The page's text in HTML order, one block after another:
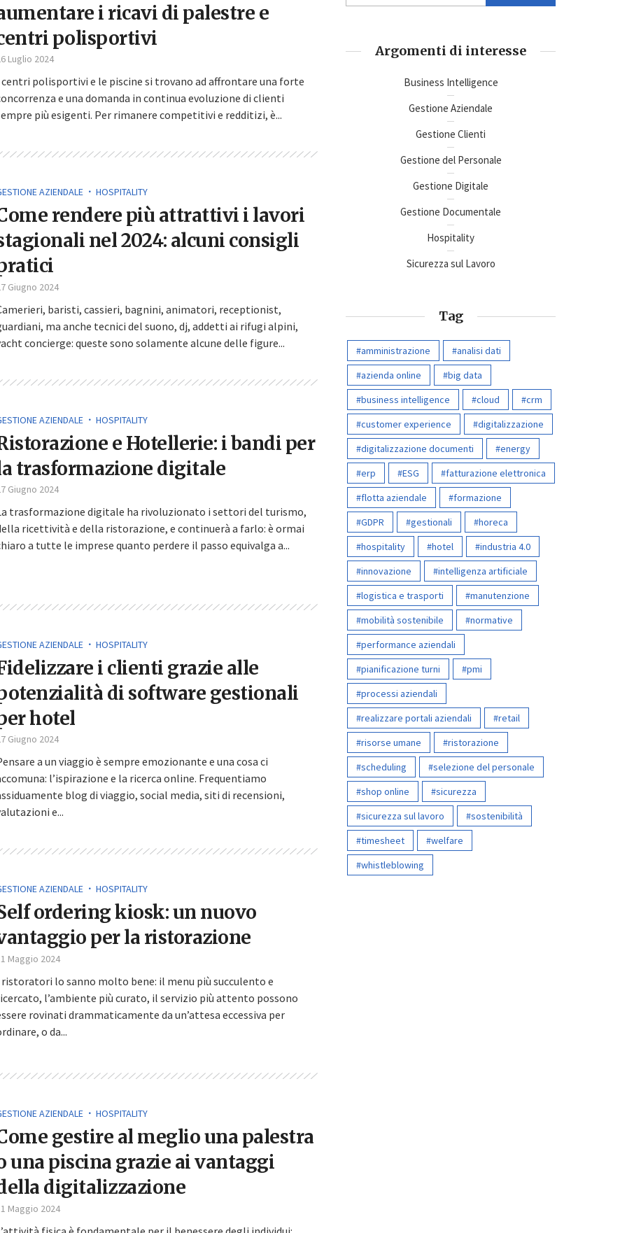
i ricavi di palestre e
polisportivi
Luglio 2024
polisportivi e le piscine si trovano ad affrontare una forte
e una domanda in continua evoluzione di clienti
più esigenti. Per rimanere competitivi e redditizi, è...
AZIENDALE HOSPITALITY
rendere più attrattivi i lavori
nel 2024: alcuni consigli
Giugno 2024
baristi, cassieri, bagnini, animatori, receptionist,
ma anche tecnici del suono, dj, addetti ai rifugi alpini,
concierge: queste sono solamente alcune delle figure...
AZIENDALE HOSPITALITY
e Hotellerie: i bandi per
trasformazione digitale
Giugno 2024
trasformazione digitale ha rivoluzionato i settori del turismo,
ricettività e della ristorazione, e continuerà a farlo: è ormai
a tutte le imprese quanto perdere il passo equivalga a...
AZIENDALE HOSPITALITY
i clienti grazie alle
di software gestionali
hotel
Giugno 2024
a un viaggio è sempre emozionante e una cosa ci
l’ispirazione e la ricerca online. Frequentiamo
blog di viaggio, social media, siti di recensioni,
e...
AZIENDALE HOSPITALITY
ordering kiosk: un nuovo
per la ristorazione
Maggio 2024
lo sanno molto bene: il menu più succulento e
l’ambiente più curato, il servizio più attento possono
rovinati drammaticamente da un’attesa eccessiva per
o da...
AZIENDALE HOSPITALITY
gestire al meglio una palestra
una piscina grazie ai vantaggi
digitalizzazione
Maggio 2024
Argomenti di interesse
Business Intelligence
Gestione Aziendale
Gestione Clienti
Gestione del Personale
Gestione Digitale
Gestione Documentale
Hospitality
Sicurezza sul Lavoro
Tag
amministrazione
analisi dati
azienda online
big data
business intelligence
cloud
crm
customer experience
digitalizzazione
digitalizzazione documenti
energy
erp
ESG
fatturazione elettronica
flotta aziendale
formazione
GDPR
gestionali
horeca
hospitality
hotel
industria 4.0
innovazione
intelligenza artificiale
logistica e trasporti
manutenzione
mobilità sostenibile
normative
performance aziendali
pianificazione turni
pmi
processi aziendali
realizzare portali aziendali
retail
risorse umane
ristorazione
scheduling
selezione del personale
shop online
sicurezza
sicurezza sul lavoro
sostenibilità
timesheet
welfare
whistleblowing